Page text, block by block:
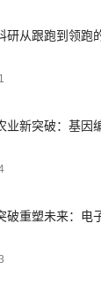
研从跟跑到领跑
业新突破：基因
破重塑未来：电